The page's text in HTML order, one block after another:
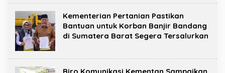
Kementerian Pertanian Pastikan
Bantuan untuk Korban Banjir Bandang
di Sumatera Barat Segera Tersalurkan